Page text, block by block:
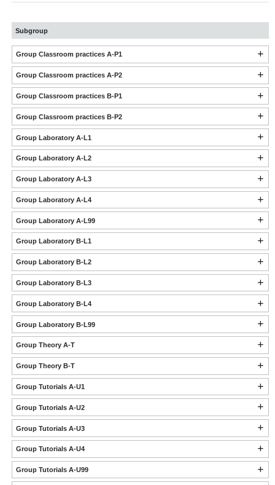
Subgroup
Group Classroom practices A-P1
Group Classroom practices A-P2
Group Classroom practices B-P1
Group Classroom practices B-P2
Group Laboratory A-L1
Group Laboratory A-L2
Group Laboratory A-L3
Group Laboratory A-L4
Group Laboratory A-L99
Group Laboratory B-L1
Group Laboratory B-L2
Group Laboratory B-L3
Group Laboratory B-L4
Group Laboratory B-L99
Group Theory A-T
Group Theory B-T
Group Tutorials A-U1
Group Tutorials A-U2
Group Tutorials A-U3
Group Tutorials A-U4
Group Tutorials A-U99